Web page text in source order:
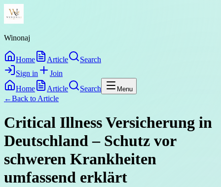
Winonaj
Home Article
Search
Sign in
Join
Home
Article Search Menu
←Back to Article
Critical Illness Versicherung in
Deutschland – Schutz vor
schweren Krankheiten
umfassend erklärt